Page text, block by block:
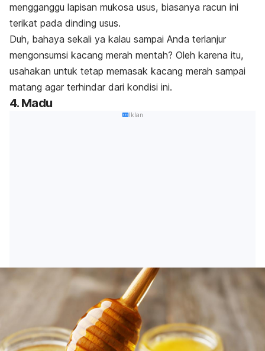
mengganggu lapisan mukosa usus, biasanya racun ini
terikat pada dinding usus.
Duh, bahaya sekali ya kalau sampai Anda terlanjur
mengonsumsi kacang merah mentah? Oleh karena itu,
usahakan untuk tetap memasak kacang merah sampai
matang agar terhindar dari kondisi ini.
4. Madu
Iklan